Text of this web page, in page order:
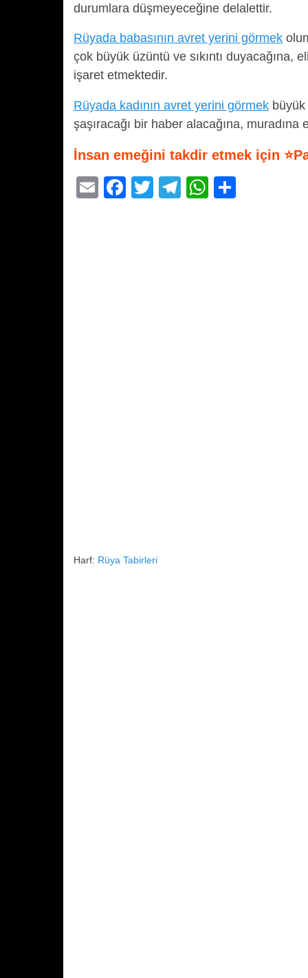
durumlara düşmeyeceğine delalettir.
Rüyada babasının avret yerini görmek
çok büyük üzüntü ve sıkıntı duyacağına,
işaret etmektedir.
Rüyada kadının avret yerini görmek
şaşıracağı bir haber alacağına,
İnsan emeğini takdir etmek için
E
F
T
T
W
Harf: Rüya Tabirleri